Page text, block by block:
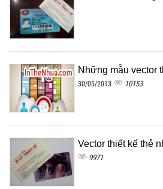
Những mẫu vector
30/05/2013 10153
Vector thiết kế thẻ
9971